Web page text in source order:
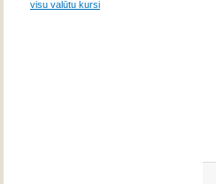
visu valūtu kursi